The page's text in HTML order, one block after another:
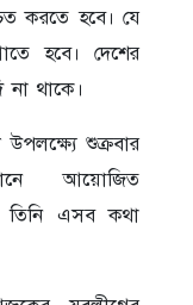
করতে হবে। যে
হবে। দেশের
থাকে।
শুক্রবার
আয়োজিত
তিনি এসব কথা